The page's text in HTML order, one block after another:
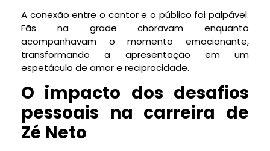
A conexão entre o cantor e o público foi palpável.
Fãs na grade choravam enquanto
acompanhavam o momento emocionante,
transformando a apresentação em um
espetáculo de amor e reciprocidade.
O impacto dos desafios
pessoais na carreira de
Zé Neto